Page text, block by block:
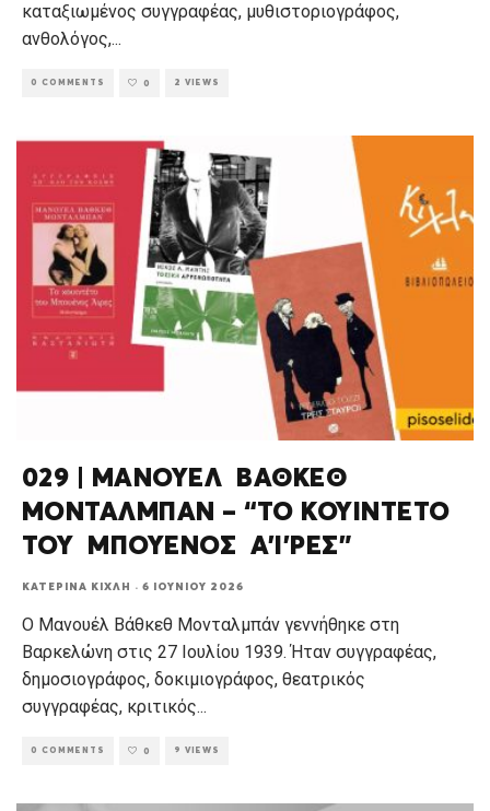
καταξιωμένος συγγραφέας, μυθιστοριογράφος,
ανθολόγος,...
0 COMMENTS 0 2 VIEWS
029 | ΜΑΝΟΥΕΛ ΒΑΘΚΕΘ
ΜΟΝΤΑΛΜΠΑΝ – “ΤΟ ΚΟΥΙΝΤΕΤΟ
ΤΟΥ ΜΠΟΥΕΝΟΣ Α’Ι’ΡΕΣ”
ΚΑΤΕΡΊΝΑ ΚΊΧΛΗ · 6 ΙΟΥΝΊΟΥ 2026
Ο Μανουέλ Βάθκεθ Μονταλμπάν γεννήθηκε στη
Βαρκελώνη στις 27 Ιουλίου 1939. Ήταν συγγραφέας,
δημοσιογράφος, δοκιμιογράφος, θεατρικός
συγγραφέας, κριτικός...
0 COMMENTS 0 9 VIEWS